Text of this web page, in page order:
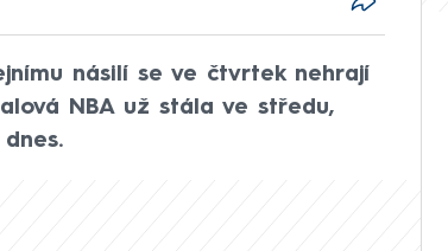
násilí se ve čtvrtek nehrají
NBA už stála ve středu,